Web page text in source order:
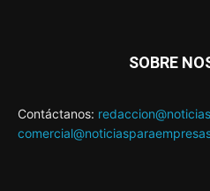
SOBRE
Contáctanos: